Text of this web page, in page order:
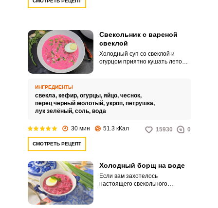
Свекольник с вареной
свеклой
Холодный суп со свеклой и
огурцом приятно кушать летом,
блюдо кефиром и добавим
побольше зелени для большего
аромата.
ИНГРЕДИЕНТЫ
свекла, кефир, огурцы, яйцо, чеснок,
перец черный молотый, укроп, петрушка,
лук зелёный, соль, вода
30 мин 51.3 кКал 15930 0
СМОТРЕТЬ РЕЦЕПТ
Холодный борщ на воде
Если вам захотелось
настоящего свекольного